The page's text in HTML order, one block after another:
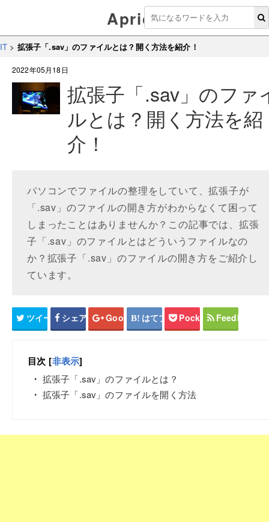
Aprico
IT > 拡張子「.sav」のファイルとは？開く方法を紹介！
2022年05月18日
拡張子「.sav」のファ
ルとは？開く方法を紹
介！
パソコンでファイルの整理をしていて、拡張子が
「.sav」のファイルの開き方がわからなくて困って
しまったことはありませんか？この記事では、拡張
子「.sav」のファイルとはどういうファイルなの
か？拡張子「.sav」のファイルの開き方をご紹介し
ています。
ツイート シェア Google+ はてブ Pocket Feedly
目次 [非表示]
拡張子「.sav」のファイルとは？
拡張子「.sav」のファイルを開く方法